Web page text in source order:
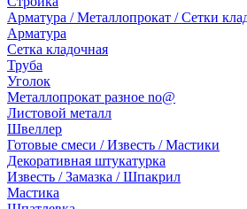
Арматура / Металлопрокат / Сетки
Арматура
Сетка кладочная
Труба
Уголок
Металлопрокат разное no@
Листовой металл
Швеллер
Готовые смеси / Известь / Мастики
Декоративная штукатурка
Известь / Замазка / Шпакрил
Мастика